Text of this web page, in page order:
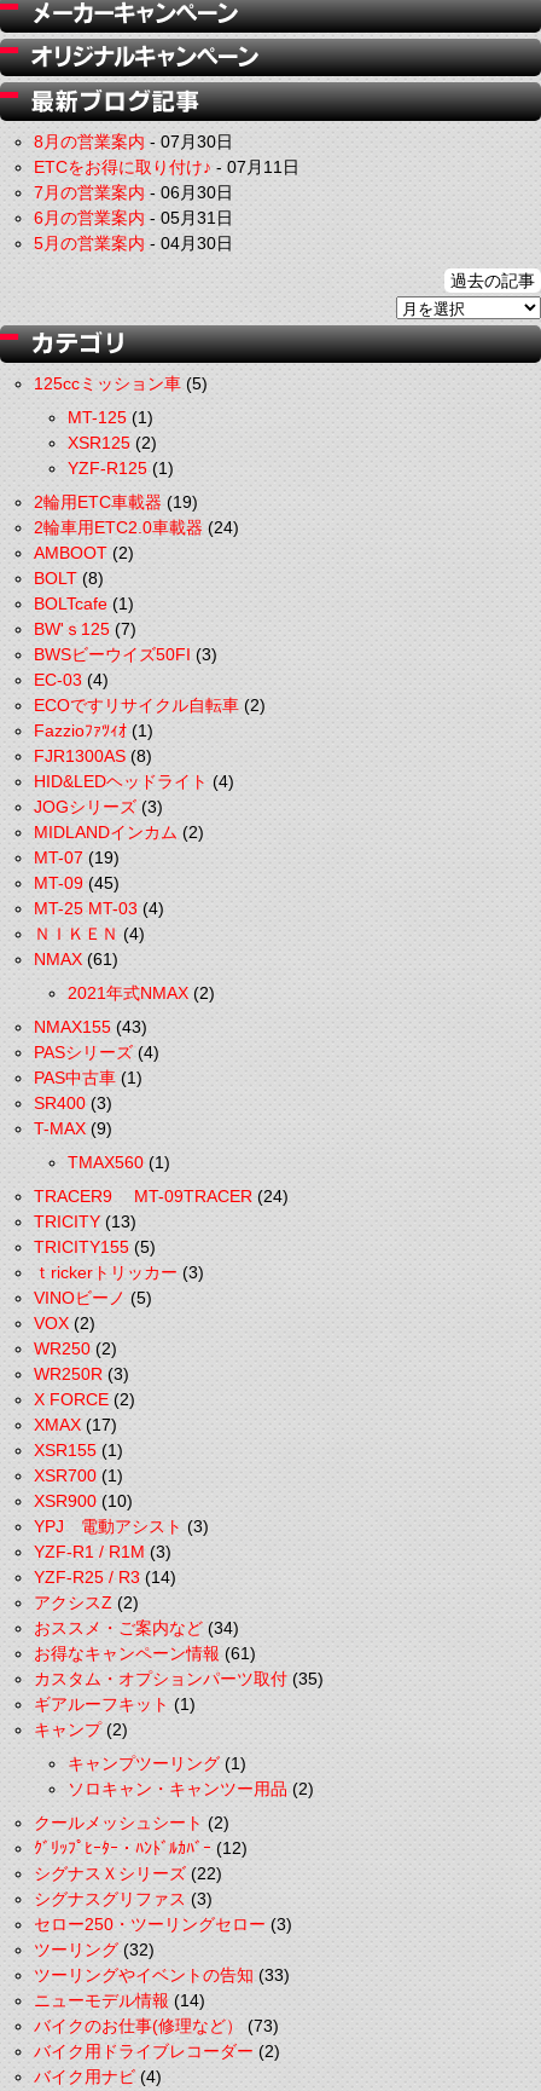
8月の営業案内-07月30日
ETCをお得に取り付け♪-07月11日
7月の営業案内-06月30日
6月の営業案内-05月31日
5月の営業案内-04月30日
過去の記事
125ccミッション車(5)
MT-125(1)
XSR125(2)
YZF-R125(1)
2輪用ETC車載器(19)
2輪車用ETC2.0車載器(24)
AMBOOT(2)
BOLT(8)
BOLTcafe(1)
BW'ｓ125(7)
BWSビーウイズ50FI(3)
EC-03(4)
ECOですリサイクル自転車(2)
Fazzioﾌｧﾂｨｵ(1)
FJR1300AS(8)
HID&LEDヘッドライト(4)
JOGシリーズ(3)
MIDLANDインカム(2)
MT-07(19)
MT-09(45)
MT-25 MT-03(4)
ＮＩＫＥＮ(4)
NMAX(61)
2021年式NMAX(2)
NMAX155(43)
PASシリーズ(4)
PAS中古車(1)
SR400(3)
T-MAX(9)
TMAX560(1)
TRACER9 MT-09TRACER(24)
TRICITY(13)
TRICITY155(5)
ｔrickerトリッカー(3)
VINOビーノ(5)
VOX(2)
WR250(2)
WR250R(3)
X FORCE(2)
XMAX(17)
XSR155(1)
XSR700(1)
XSR900(10)
YPJ 電動アシスト(3)
YZF-R1 / R1M(3)
YZF-R25 / R3(14)
アクシスZ(2)
おススメ・ご案内など(34)
お得なキャンペーン情報(61)
カスタム・オプションパーツ取付(35)
ギアルーフキット(1)
キャンプ(2)
キャンプツーリング(1)
ソロキャン・キャンツー用品(2)
クールメッシュシート(2)
ｸﾞﾘｯﾌﾟﾋｰﾀｰ・ﾊﾝﾄﾞﾙｶﾊﾞｰ(12)
シグナスＸシリーズ(22)
シグナスグリファス(3)
セロー250・ツーリングセロー(3)
ツーリング(32)
ツーリングやイベントの告知(33)
ニューモデル情報(14)
バイクのお仕事(修理など）(73)
バイク用ドライブレコーダー(2)
バイク用ナビ(4)